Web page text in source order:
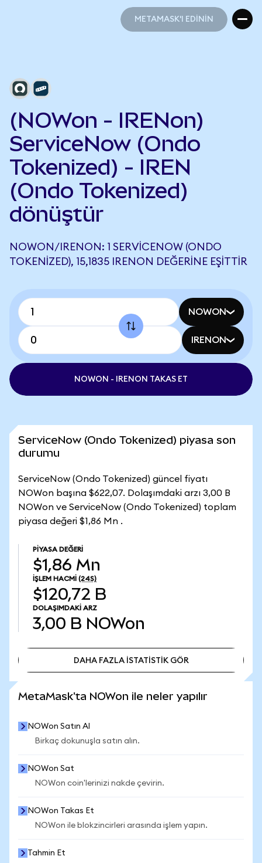
METAMASK'I EDİNİN
(NOWon - IRENon)
ServiceNow (Ondo
Tokenized) - IREN
(Ondo Tokenized)
dönüştür
NOWON/IRENON: 1 SERVICENOW (ONDO
TOKENIZED), 15,1835 IRENON DEĞERINE EŞITTIR
NOWON
IRENON
NOWON - IRENON TAKAS ET
ServiceNow (Ondo Tokenized) piyasa son
durumu
ServiceNow (Ondo Tokenized) güncel fiyatı
NOWon başına $622,07. Dolaşımdaki arzı 3,00 B
NOWon ve ServiceNow (Ondo Tokenized) toplam
piyasa değeri $1,86 Mn .
PIYASA DEĞERI
$1,86 Mn
İŞLEM HACMI (24S)
$120,72 B
DOLAŞIMDAKI ARZ
3,00 B NOWon
DAHA FAZLA İSTATİSTİK GÖR
MetaMask'ta NOWon ile neler yapılır
NOWon Satın Al
Birkaç dokunuşla satın alın.
NOWon Sat
NOWon coin'lerinizi nakde çevirin.
NOWon Takas Et
NOWon ile blokzincirleri arasında işlem yapın.
Tahmin Et